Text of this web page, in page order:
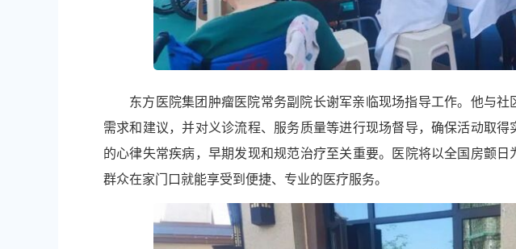
东方医院集团肿瘤医院常务副院长谢军亲临现场指导工作。他与
需求和建议，并对义诊流程、服务质量等进行现场督导，确保活动取
的心律失常疾病，早期发现和规范治疗至关重要。医院将以全国房颤
群众在家门口就能享受到便捷、专业的医疗服务。